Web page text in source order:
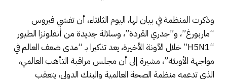
وذكرت المنظمة في بيان لها، اليوم الثلاثاء، أن تفشي فيروس
“ماربورغ”، و”جدري القردة”، وسلالة جديدة من أنفلونزا الطيور
“H5N1” خلال الآونة الأخيرة، يعد تذكيرا بـ “مدى ضعف العالم في
مواجهة الأوبئة”، مشيرة إلى أن مجلس مراقبة التأهب العالمي،
الذي تدعمه منظمة الصحة العالمية والبنك الدولي، يتعقب